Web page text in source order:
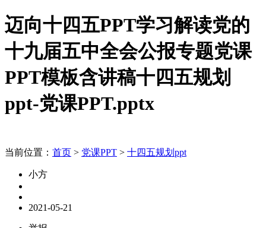
迈向十四五PPT学习解读党的
十九届五中全会公报专题党课
PPT模板含讲稿十四五规划
ppt-党课PPT.pptx
当前位置： 首页 > 党课PPT > 十四五规划ppt
小方
2021-05-21